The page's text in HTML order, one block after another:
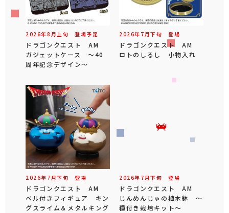
2026年8 月 上旬 登場予定
ドラゴンクエスト AM
ガジェットケース ～40
周年記念デザイン～
2026年 7 月下旬 登場
ドラゴンクエスト AM
ロトのしるし 小物入れ
2026年 7 月下旬 登場
ドラゴンクエスト AM
ベル付きフィギュア キン
グスライム＆メタルキング
2026年 7 月下旬 登場
ドラゴンクエスト AM
じんめんじゅの植木鉢 ～
種付き栽培キット～